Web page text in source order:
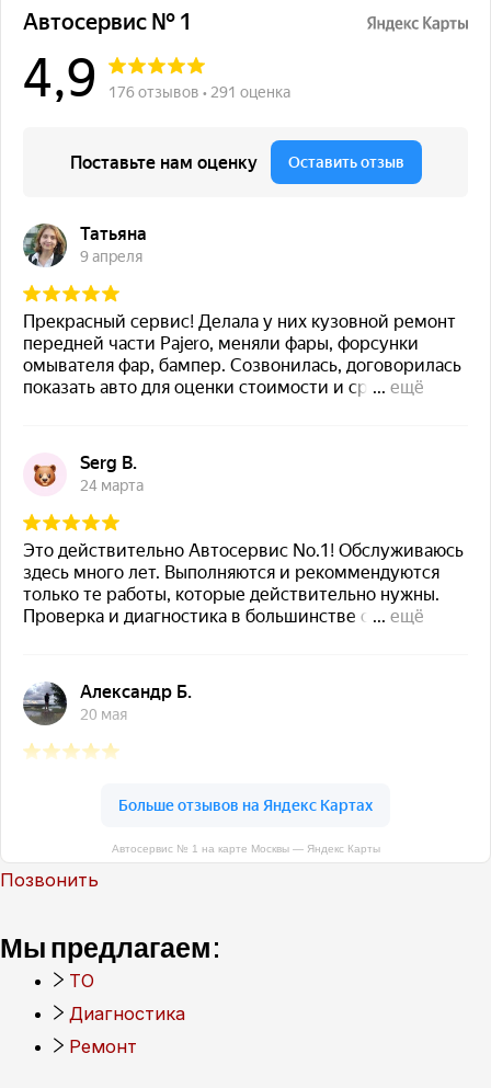
Автосервис № 1 на карте Москвы — Яндекс Карты
Позвонить
Мы предлагаем:
ТО
Диагностика
Ремонт